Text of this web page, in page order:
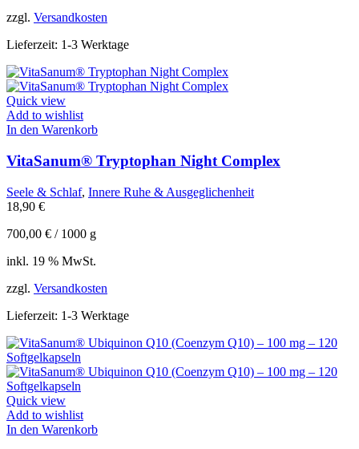
zzgl. Versandkosten
Lieferzeit: 1-3 Werktage
Quick view
Add to wishlist
In den Warenkorb
VitaSanum® Tryptophan Night Complex
Seele & Schlaf, Innere Ruhe & Ausgeglichenheit
18,90 €
700,00 € / 1000 g
inkl. 19 % MwSt.
zzgl. Versandkosten
Lieferzeit: 1-3 Werktage
Quick view
Add to wishlist
In den Warenkorb